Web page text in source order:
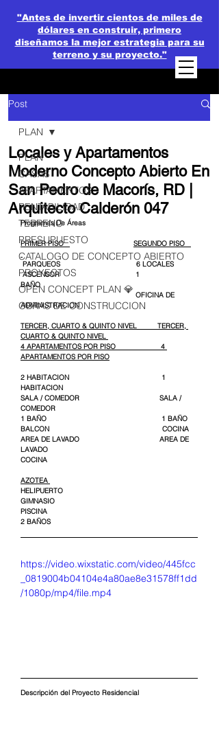
"Antes de invertir cientos de miles de
dólares en construir, primero
diseñamos la mejor estrategia para su
terreno y su proyecto."
Post
PLAN
CASAS
APARTAMENTOS
RENTABILIDAD
TERRENO
PRESUPUESTO
CATALOGO DE CONCEPTO ABIERTO
PROYECTOS
OPEN CONCEPT PLAN 💎
OBRAS DE CONSTRUCCION
PLAN
Locales y Apartamentos
Moderno Concepto Abierto En
San Pedro de Macorís, RD |
Arquitecto Calderón 047
Programas De Áreas
PRIMER PISO SEGUNDO PISO
PARQUEOS                                     6 LOCALES
ASCENSOR                                     1
BAÑO
                                                        OFICINA DE
ADMINISTRACION
TERCER, CUARTO & QUINTO NIVEL          TERCER,
CUARTO & QUINTO NIVEL
4 APARTAMENTOS POR PISO                      4
APARTAMENTOS POR PISO
2 HABITACION                                             1
HABITACION
SALA / COMEDOR                                       SALA /
COMEDOR
1 BAÑO                                                        1 BAÑO
BALCON                                                       COCINA
AREA DE LAVADO                                       AREA DE
LAVADO
COCINA
AZOTEA
HELIPUERTO
GIMNASIO
PISCINA
2 BAÑOS
https://video.wixstatic.com/video/445fcc
_0819004b04104e4a80ae8e31578ff1dd
/1080p/mp4/file.mp4
Descripción del Proyecto Residencial